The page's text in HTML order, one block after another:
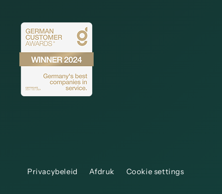
Privacybeleid Afdruk Cookie settings